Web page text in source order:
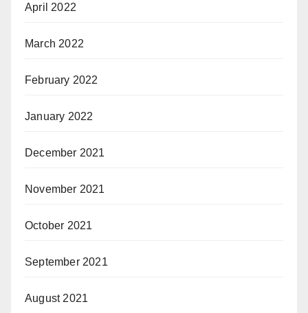
April 2022
March 2022
February 2022
January 2022
December 2021
November 2021
October 2021
September 2021
August 2021